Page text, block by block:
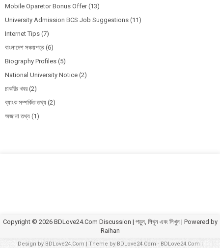
Mobile Oparetor Bonus Offer (13)
University Admission BCS Job Suggestions (11)
Internet Tips (7)
বাংলাদেশ সঞ্চয়পত্র (6)
Biography Profiles (5)
National University Notice (2)
চাকরির খবর (2)
ব্যাংক সম্পর্কিত তথ্য (2)
অজানা তথ্য (1)
Copyright © 2026 BDLove24.Com Discussion | পড়ুন, শিখুন এবং লিখুন| Powered by
Raihan
Design by BDLove24.Com | Theme by BDLove24.Com - BDLove24.Com